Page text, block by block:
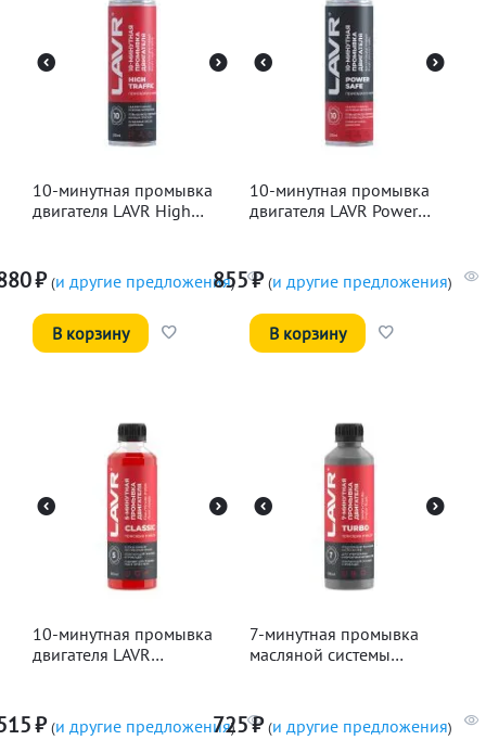
10-минутная промывка
двигателя LAVR High
₽ (и другие предложения)
В корзину
10-минутная промывка
двигателя LAVR Power
855₽ (и другие предложения)
В корзину
10-минутная промывка
двигателя LAVR
₽ (и другие предложения)
7-минутная промывка
масляной системы
725₽ (и другие предложения)